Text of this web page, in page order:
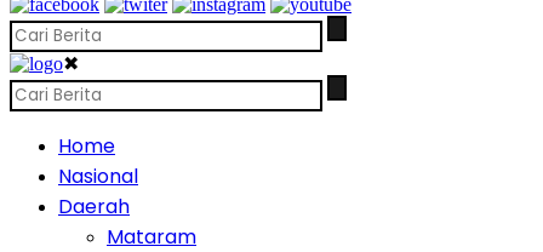
✖
Home
Nasional
Daerah
Mataram